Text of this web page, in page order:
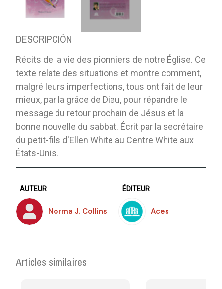
DESCRIPCIÓN
Récits de la vie des pionniers de notre Église. Ce
texte relate des situations et montre comment,
malgré leurs imperfections, tous ont fait de leur
mieux, par la grâce de Dieu, pour répandre le
message du retour prochain de Jésus et la
bonne nouvelle du sabbat. Écrit par la secrétaire
du petit-fils d'Ellen White au Centre White aux
États-Unis.
AUTEUR
Norma J. Collins
ÉDITEUR
Aces
Articles similaires